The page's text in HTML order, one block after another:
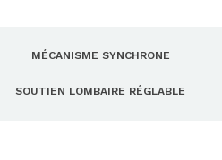
MÉCANISME SYNCHRONE
SOUTIEN LOMBAIRE RÉGLABLE